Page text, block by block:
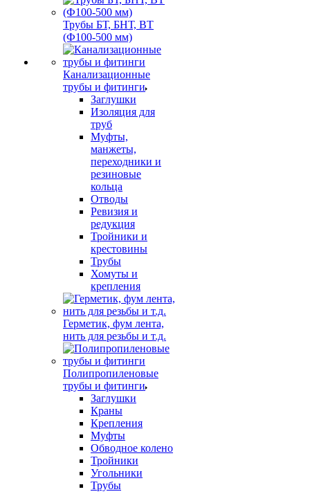
Трубы БТ, БНТ, ВТ
(Ф100-500 мм)
Канализационные
трубы и фитинги
Заглушки
Изоляция для
труб
Муфты,
манжеты,
переходники и
резиновые
кольца
Отводы
Ревизия и
редукция
Тройники и
крестовины
Трубы
Хомуты и
крепления
Герметик, фум лента,
нить для резьбы и т.д.
Полипропиленовые
трубы и фитинги
Заглушки
Краны
Крепления
Муфты
Обводное колено
Тройники
Угольники
Трубы